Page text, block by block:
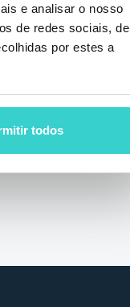
e analisar o nosso
de redes sociais, de
por estes a
todos
a
com um